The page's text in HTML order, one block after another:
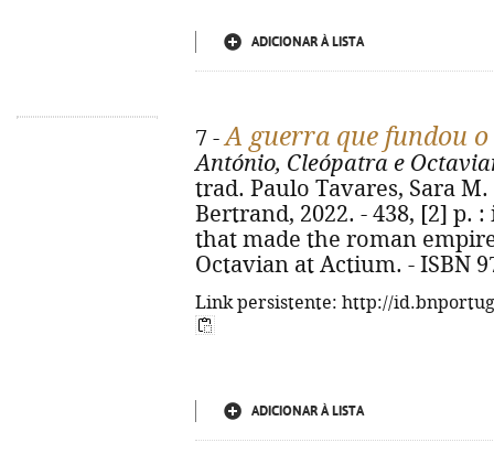
ADICIONAR À LISTA
7 -A guerra que fundou
António, Cleópatra e
trad. Paulo Tavares, Sara
Bertrand, 2022. - 438, [2] p.
that made the roman
Octavian at Actium. - ISBN
Link persistente: http://
ADICIONAR À LISTA